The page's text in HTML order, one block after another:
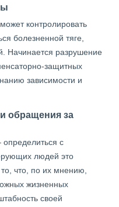
контролировать
болезненной тяге,
Начинается разрушение
защитных
зависимости и
обращения за
с
людей это
что, по их мнению,
жизненных
своей